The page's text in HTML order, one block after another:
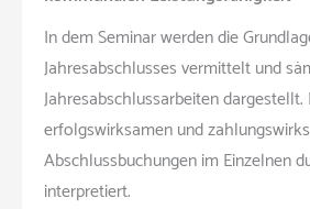
In dem Seminar werden die
Jahresabschlusses vermittelt und
Jahresabschlussarbeiten
erfolgswirksamen und
Abschlussbuchungen im Einzelnen
interpretiert.